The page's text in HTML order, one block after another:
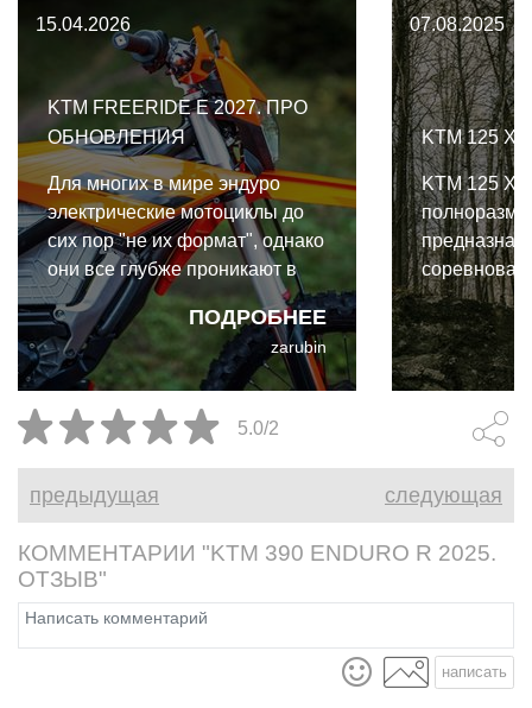
15.04.2026
KTM FREERIDE E 2027. ПРО
ОБНОВЛЕНИЯ
ПОДРОБНЕЕ
Для многих в мире эндуро
электрические мотоциклы до
сих пор "не их формат", однако
они все глубже проникают в
оффроуд-сегмент: на трейлах
таких байков становится все
больше. И удивительно, что
KTM так долго раскачивался с
запуском Freeride E.
zarubin
07.08.2025
KTM 125
KTM 125
GNCC и
мотоциклы
включая
Pro-Am в
5.0/2
предыдущая следующая
КОММЕНТАРИИ "KTM 390 ENDURO R 2025.
ОТЗЫВ"
написать